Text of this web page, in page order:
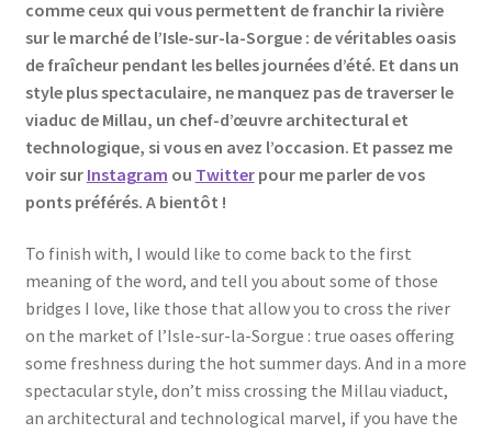
comme ceux qui vous permettent de franchir la rivière
sur le marché de l’Isle-sur-la-Sorgue : de véritables oasis
de fraîcheur pendant les belles journées d’été. Et dans un
style plus spectaculaire, ne manquez pas de traverser le
viaduc de Millau, un chef-d’œuvre architectural et
technologique, si vous en avez l’occasion. Et passez me
voir sur Instagram ou Twitterpour me parler de vos
ponts préférés. A bientôt !
To finish with, I would like to come back to the first
meaning of the word, and tell you about some of those
bridges I love, like those that allow you to cross the river
on the market of l’Isle-sur-la-Sorgue : true oases offering
some freshness during the hot summer days. And in a more
spectacular style, don’t miss crossing the Millau viaduct,
an architectural and technological marvel, if you have the